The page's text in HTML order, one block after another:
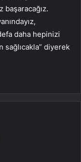
başaracağız.
daha hepinizi
sağlıcakla” diyerek